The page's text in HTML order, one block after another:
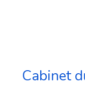
Cabinet